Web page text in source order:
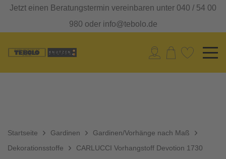
Jetzt einen Beratungstermin vereinbaren unter 040 / 54 00
980 oder info@tebolo.de
Startseite Gardinen
Gardinen/Vorhänge nach Maß
Dekorationsstoffe
CARLUCCI Vorhangstoff Devotion 1730